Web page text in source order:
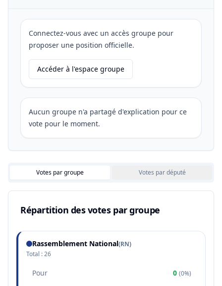
Connectez-vous avec un accès groupe pour
proposer une position officielle.
Accéder à l'espace groupe
Aucun groupe n'a partagé d'explication pour ce
vote pour le moment.
Votes par groupe Votes par député
Répartition des votes par groupe
Rassemblement National(RN)
Total :26
Pour 0 (0%)